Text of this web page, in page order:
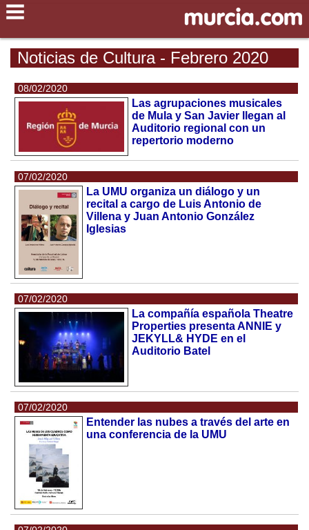
Noticias de Cultura - Febrero 2020
08/02/2020
Las agrupaciones musicales
de Mula y San Javier llegan al
Auditorio regional con un
repertorio moderno
07/02/2020
La UMU organiza un diálogo y un
recital a cargo de Luis Antonio de
Villena y Juan Antonio González
Iglesias
07/02/2020
La compañía española Theatre
Properties presenta ANNIE y
JEKYLL& HYDE en el
Auditorio Batel
07/02/2020
Entender las nubes a través del arte en
una conferencia de la UMU